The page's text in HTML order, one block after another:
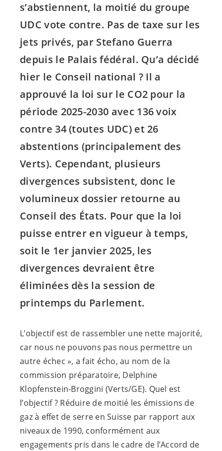
s’abstiennent, la moitié du groupe
UDC vote contre. Pas de taxe sur les
jets privés, par Stefano Guerra
depuis le Palais fédéral. Qu’a décidé
hier le Conseil national ? Il a
approuvé la loi sur le CO2 pour la
période 2025-2030 avec 136 voix
contre 34 (toutes UDC) et 26
abstentions (principalement des
Verts). Cependant, plusieurs
divergences subsistent, donc le
volumineux dossier retourne au
Conseil des États. Pour que la loi
puisse entrer en vigueur à temps,
soit le 1er janvier 2025, les
divergences devraient être
éliminées dès la session de
printemps du Parlement.
L’objectif est de rassembler une nette majorité,
car nous ne pouvons pas nous permettre un
autre échec », a fait écho, au nom de la
commission préparatoire, Delphine
Klopfenstein-Broggini (Verts/GE). Quel est
l’objectif ? Réduire de moitié les émissions de
gaz à effet de serre en Suisse par rapport aux
niveaux de 1990, conformément aux
engagements pris dans le cadre de l’Accord de